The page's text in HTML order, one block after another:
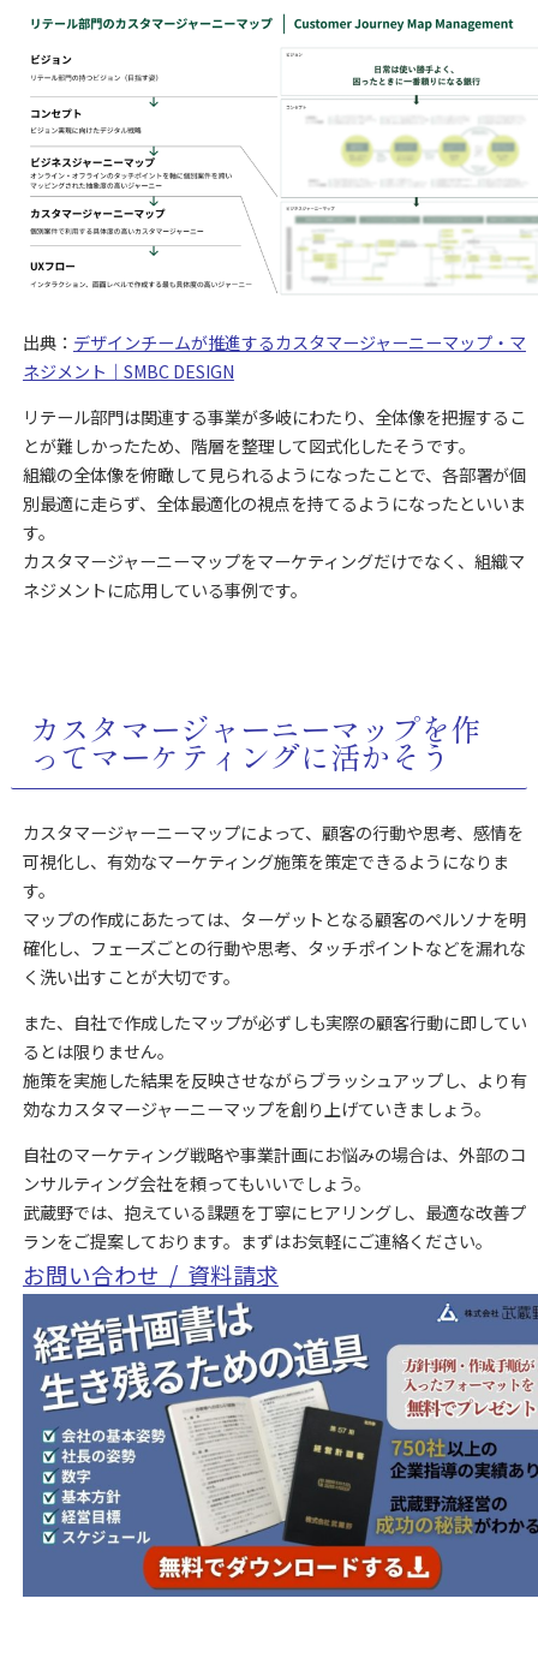
出典： デザインチームが推進するカスタマージャーニーマップ・マ
ネジメント｜SMBC DESIGN
リテール部門は関連する事業が多岐にわたり、全体像を把握するこ
とが難しかったため、階層を整理して図式化したそうです。
組織の全体像を俯瞰して見られるようになったことで、各部署が個
別最適に走らず、全体最適化の視点を持てるようになったといいま
す。
カスタマージャーニーマップをマーケティングだけでなく、組織マ
ネジメントに応用している事例です。
カスタマージャーニーマップを作
ってマーケティングに活かそう
カスタマージャーニーマップによって、顧客の行動や思考、感情を
可視化し、有効なマーケティング施策を策定できるようになりま
す。
マップの作成にあたっては、ターゲットとなる顧客のペルソナを明
確化し、フェーズごとの行動や思考、タッチポイントなどを漏れな
く洗い出すことが大切です。
また、自社で作成したマップが必ずしも実際の顧客行動に即してい
るとは限りません。
施策を実施した結果を反映させながらブラッシュアップし、より有
効なカスタマージャーニーマップを創り上げていきましょう。
自社のマーケティング戦略や事業計画にお悩みの場合は、外部のコ
ンサルティング会社を頼ってもいいでしょう。
武蔵野では、抱えている課題を丁寧にヒアリングし、最適な改善プ
ランをご提案しております。まずはお気軽にご連絡ください。
お問い合わせ / 資料請求